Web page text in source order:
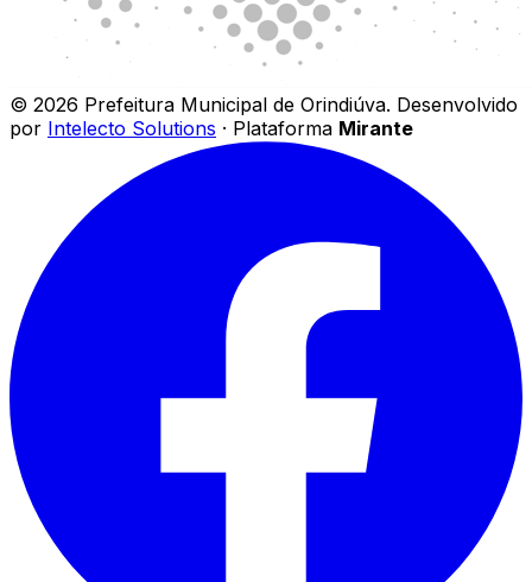
© 2026 Prefeitura Municipal de Orindiúva. Desenvolvido
por Intelecto Solutions · Plataforma Mirante